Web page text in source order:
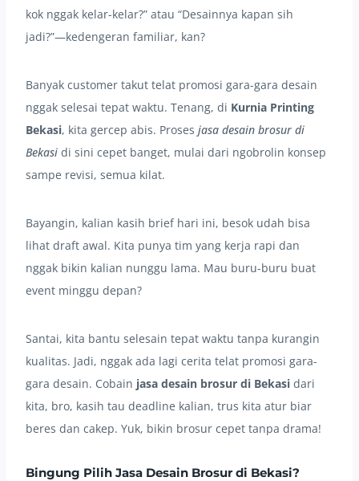
kok nggak kelar-kelar?” atau “Desainnya kapan sih
jadi?”—kedengeran familiar, kan?
Banyak customer takut telat promosi gara-gara desain
nggak selesai tepat waktu. Tenang, di Kurnia Printing
Bekasi, kita gercep abis. Proses jasa desain brosur di
Bekasi di sini cepet banget, mulai dari ngobrolin konsep
sampe revisi, semua kilat.
Bayangin, kalian kasih brief hari ini, besok udah bisa
lihat draft awal. Kita punya tim yang kerja rapi dan
nggak bikin kalian nunggu lama. Mau buru-buru buat
event minggu depan?
Santai, kita bantu selesain tepat waktu tanpa kurangin
kualitas. Jadi, nggak ada lagi cerita telat promosi gara-
gara desain. Cobain jasa desain brosur di Bekasi dari
kita, bro, kasih tau deadline kalian, trus kita atur biar
beres dan cakep. Yuk, bikin brosur cepet tanpa drama!
Bingung Pilih Jasa Desain Brosur di Bekasi?